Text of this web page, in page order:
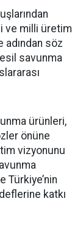
ve milli üretim
adından söz
savunma
ürünleri,
önüne
vizyonunu
Türkiye’nin
katkı